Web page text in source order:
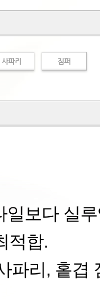
일보다 실
적합.
파리 , 홑겹